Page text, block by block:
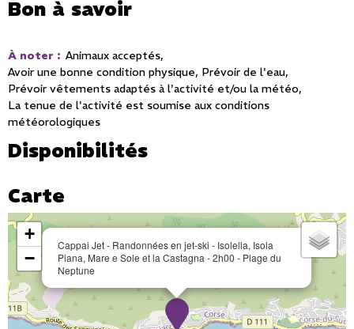
Bon à savoir
À noter : Animaux acceptés
Avoir une bonne condition physique Prévoir de l'eau
Prévoir vêtements adaptés à l'activité et/ou la météo
La tenue de l'activité est soumise aux conditions
météorologiques
Disponibilités
Carte
Cappai Jet - Randonnées en jet-ski - Isolella, Isola
Piana, Mare e Sole et la Castagna - 2h00 - Plage du
Neptune
+
−